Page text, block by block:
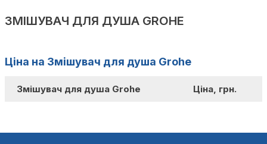
ЗМІШУВАЧ ДЛЯ ДУША GROHE
Ціна на Змішувач для душа Grohe
Змішувач для душа Grohe Ціна, грн.